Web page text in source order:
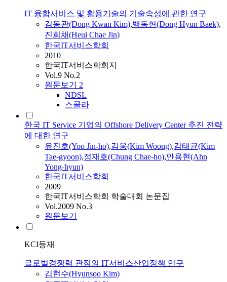
IT 융합서비스 및 활용기술의 기술속성에 관한 연구
김동관(Dong Kwan Kim),백동현(Dong Hyun Baek),
진희채(Heui Chae Jin)
한국IT서비스학회
2010
한국IT서비스학회지
Vol.9 No.2
원문보기 2
NDSL
스콜라
한국 IT Service 기업의 Offshore Delivery Center 추진 전략
에 대한 연구
유진호(Yoo Jin-ho),김웅(Kim Woong),김태균(Kim
Tae-gyoon),정재호(Chung Chae-ho),안용현(Ahn
Yong-hyun)
한국IT서비스학회
2009
한국IT서비스학회 학술대회 논문집
Vol.2009 No.3
원문보기
KCI등재
글로벌경쟁력 관점의 IT서비스산업정책 연구
김현수(Hyunsoo Kim)